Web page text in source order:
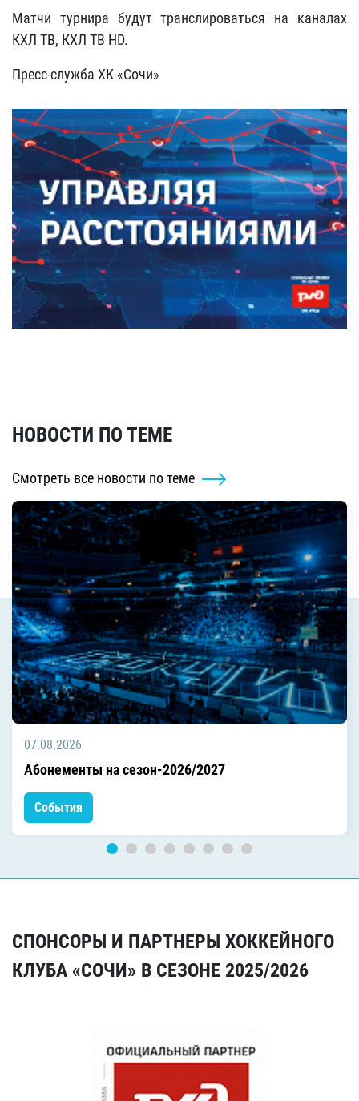
Матчи турнира будут транслироваться на каналах
КХЛ ТВ, КХЛ ТВ HD.
Пресс-служба ХК «Сочи»
НОВОСТИ ПО ТЕМЕ
Смотреть все новости по теме
07.08.2026
Абонементы на сезон-2026/2027
События
СПОНСОРЫ И ПАРТНЕРЫ ХОККЕЙНОГО
КЛУБА «СОЧИ» В СЕЗОНЕ 2025/2026